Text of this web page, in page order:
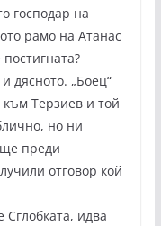
господар на
рамо на Атанас
дясното. „Боец“
Терзиев и той
но ни
преди
отговор кой
Сглобката, идва